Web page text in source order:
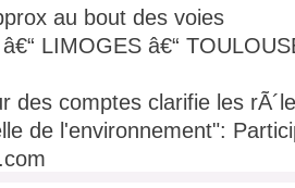
DÃ©cryptage
les cheminots sont
en France au bord du
et quais trop larges pour les
Midi: Coup de gueule...
en LozÃ¨re, hier
CÃ©venol.
au bout des voies
LIMOGES â€“
des comptes clarifie les
de l'environnement":